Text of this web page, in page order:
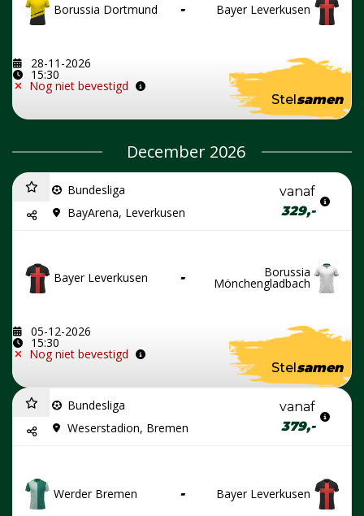
Borussia Dortmund - Bayer Leverkusen
28-11-2026
15:30
Nog niet bevestigd
Stelsamen
December 2026
Bundesliga
BayArena, Leverkusen
vanaf
329,-
Bayer Leverkusen - Borussia
Mönchengladbach
05-12-2026
15:30
Nog niet bevestigd
Stelsamen
Bundesliga
Weserstadion, Bremen
vanaf
379,-
Werder Bremen - Bayer Leverkusen